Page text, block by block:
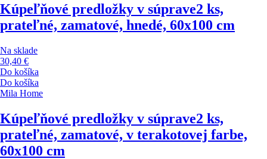
Kúpeľňové predložky v súprave2 ks,
prateľné, zamatové, hnedé, 60x100 cm
Na sklade
30,40 €
Do košíka
Do košíka
Mila Home
Kúpeľňové predložky v súprave2 ks,
prateľné, zamatové, v terakotovej farbe,
60x100 cm